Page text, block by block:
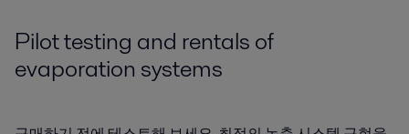
Pilot testing and rentals of
evaporation systems